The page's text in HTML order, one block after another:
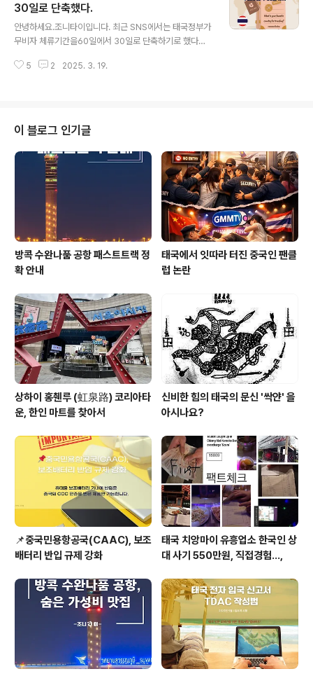
서 형의 권유로 태국 정부 관광청에서 설립한 (주) 타일랜
드 엘리트카드사와 정식으로 계약을 맺고 공식 에이전트
도 함께 시작했다. 당시 아무도 선택하지 않은 길을 걸었
지. 그런데 엘리트 업무는 시작부터 성적이 안 좋았어. 그런
데 반대로 당시 방송일은 수요가 넘쳐났고 감당이 안 돼
30일로 단축했다.
안녕하세요.조니타이입니다. 최근 SNS에서는 태국정부가
무비자 체류기간을60일에서 30일로 단축하기로 했다는
자를 통해서 확인했습니다. 우선 언론에서 방콕 포스트 영
뉴스를 접할 수 있습니다. 17일 방콕포스트에 따르면 소라
웡 티엔통 태국 관광체육부장관은 모든 이해관계자와 함께
무비자 체류 제도 악용 문제를 광범위하게 논의했으며 이
와 같은 체류 기간 단축에 원칙적으로 동의했다고 밝혔다.
(뉴시스보도) 다만 추가적인 세부 사항은 이번 결정을 공식
적으로 발표하기 전에 더 논의할 것이라..
5 2 2025. 3. 19.
이 블로그 인기글
방콕 수완나품 공항 패스트트랙 정
확 안내
태국에서 잇따라 터진 중국인 팬클
럽 논란
상하이 홍췐루 (虹泉路) 코리아타
운, 한인 마트를 찾아서
신비한 힘의 태국의 문신 '싹얀' 을
아시나요?
📌중국민용항공국(CAAC), 보조
배터리 반입 규제 강화
태국 치앙마이 유흥업소 한국인 상
대 사기 550만원, 직접경험...,